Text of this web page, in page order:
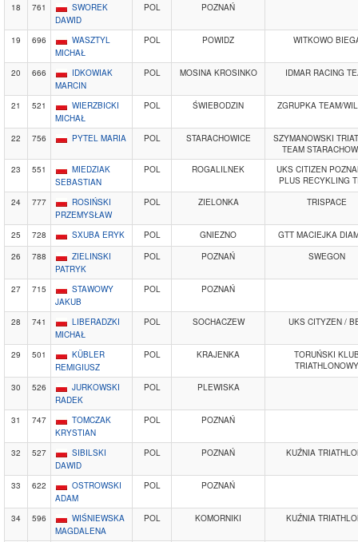
18 761
SWOREK
DAWID
POL POZNAŃ
19 696
WASZTYL
MICHAŁ
POL POWIDZ WITKOWO
20 666
IDKOWIAK
MARCIN
POL MOSINA KROSINKO IDMAR RACING
21 521
WIERZBICKI
MICHAŁ
POL ŚWIEBODZIN ZGRUPKA TEAM/
22 756 PYTEL MARIA POL STARACHOWICE
SZYMANOWSKI
TEAM
23
551
MIEDZIAK
SEBASTIAN
POL ROGALILNEK
UKS CITIZEN
PLUS RECYKLING
24
777
ROSIŃSKI
PRZEMYSŁAW
POL ZIELONKA TRISPACE
25 728 SXUBA ERYK POL GNIEZNO
GTT MACIEJKA
26
788
ZIELINSKI
PATRYK
POL POZNAŃ SWEGON
27 715
STAWOWY
JAKUB
POL POZNAŃ
28 741
LIBERADZKI
MICHAŁ
POL SOCHACZEW UKS CITYZEN /
29 501
KÜBLER
REMIGIUSZ
POL KRAJENKA
TORUŃSKI
TRIATHLONOWY
30
526
JURKOWSKI
RADEK
POL PLEWISKA
31 747
TOMCZAK
KRYSTIAN
POL POZNAŃ
32 527
SIBILSKI
DAWID
POL POZNAŃ KUŹNIA
33 622
OSTROWSKI
ADAM
POL POZNAŃ
34 596
WIŚNIEWSKA
MAGDALENA
POL KOMORNIKI KUŹNIA